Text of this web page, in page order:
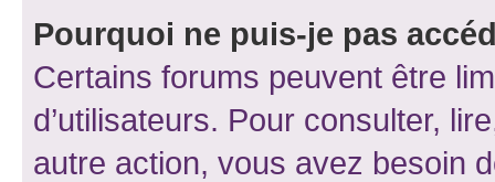
Pourquoi ne puis-je pas
Certains forums peuvent être
d’utilisateurs. Pour consulter,
autre action, vous avez besoin